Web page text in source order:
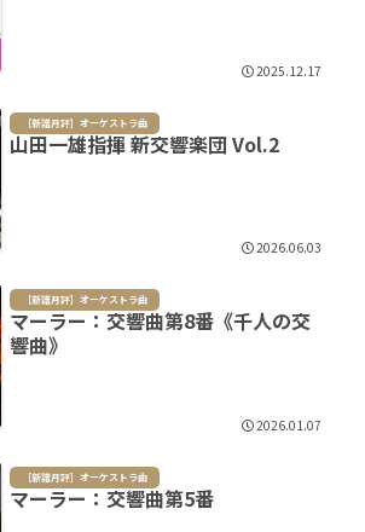
2025.12.17
［新譜月評］オーケストラ曲
山田一雄指揮 新交響楽団 Vol.2
2026.06.03
［新譜月評］オーケストラ曲
マーラー：交響曲第8番《千人の交
響曲》
2026.01.07
［新譜月評］オーケストラ曲
マーラー：交響曲第5番